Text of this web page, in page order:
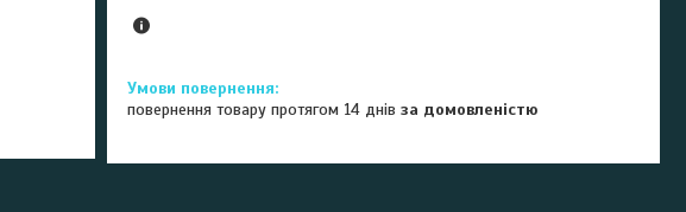
повернення товару протягом 14 днівза домовленістю